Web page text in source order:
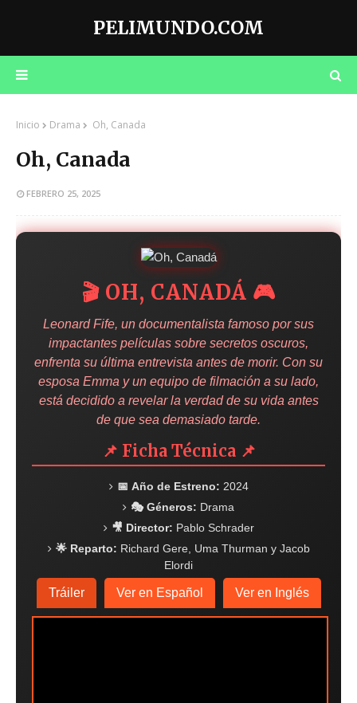
PELIMUNDO.COM
Inicio Drama Oh, Canada
Oh, Canada
FEBRERO 25, 2025
🎬️ OH, CANADÁ 🎮
Leonard Fife, un documentalista famoso por sus
impactantes películas sobre secretos oscuros,
enfrenta su última entrevista antes de morir. Con su
esposa Emma y un equipo de filmación a su lado,
está decidido a revelar la verdad de su vida antes
de que sea demasiado tarde.
📌 Ficha Técnica 📌
📅 Año de Estreno: 2024
🎭 Géneros: Drama
🎥 Director: Pablo Schrader
🌟 Reparto: Richard Gere, Uma Thurman y Jacob
Elordi
Tráiler Ver en Español Ver en Inglés